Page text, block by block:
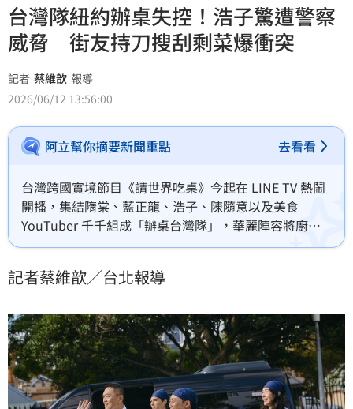
台灣隊紐約辦桌失控！浩子驚遭警察
威脅 街友持刀搜刮剩菜爆衝突
記者 蔡維歆 報導
2026/06/12 13:56:00
阿立幫你摘要新聞重點 去看看
台灣跨國實境節目《請世界吃桌》今起在 LINE TV 熱鬧
開播，集結隋棠、藍正龍、浩子、陳隨意以及美食
YouTuber 千千組成「辦桌台灣隊」，華麗陣容將廚藝
及說菜技能發揮的淋漓盡致。日前藍正龍、浩子、陳隨
最多挑戰的國家，不僅遇警察刁難，還發生街友搜刮食
記者蔡維歆／台北報導